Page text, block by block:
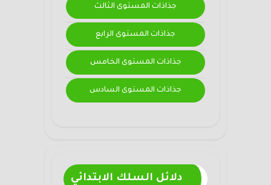
جذاذات المستوى الثالث
جذاذات المستوى الرابع
جذاذات المستوى الخامس
جذاذات المستوى السادس
دلائل السلك الابتدائي